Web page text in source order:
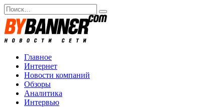
Перейти
к
содержанию
Search
for:
Главное
Интернет
Новости компаний
Обзоры
Аналитика
Интервью